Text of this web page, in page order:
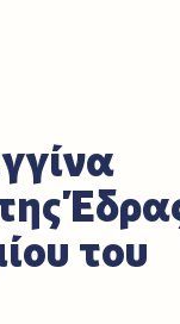
του